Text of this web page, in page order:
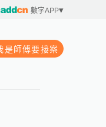
數字APP
是師傅要接案